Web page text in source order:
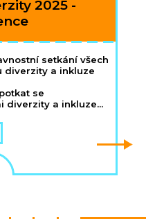
2025 -
setkání všech
diverzity a inkluze
se
diverzity a inkluze
významnými